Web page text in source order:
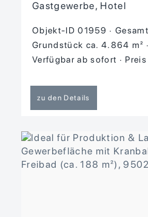
Gastgewerbe, Hotel
Objekt-ID 01959
Grund­stück ca. 4.864 m²
Verfügbar ab sofort
zu den Details